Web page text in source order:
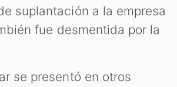
suplantación a la empresa
fue desmentida por la
se presentó en otros